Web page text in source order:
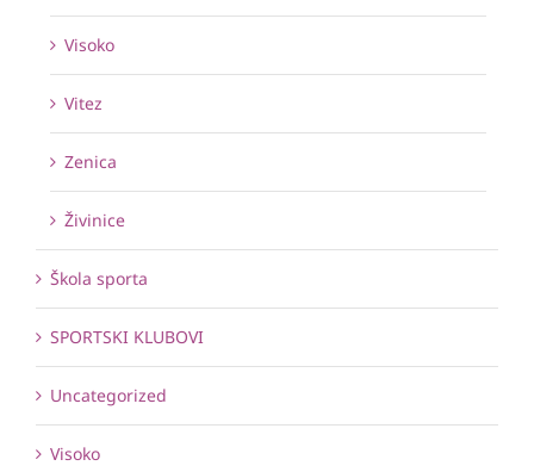
Visoko
Vitez
Zenica
Živinice
Škola sporta
SPORTSKI KLUBOVI
Uncategorized
Visoko